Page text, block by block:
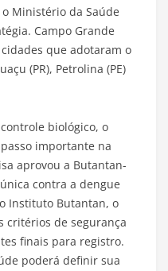
Ministério da Saúde
Campo Grande
que adotaram o
(PR), Petrolina (PE)
biológico, o
importante na
aprovou a Butantan-
contra a dengue
Instituto Butantan, o
critérios de segurança
finais para registro.
poderá definir sua